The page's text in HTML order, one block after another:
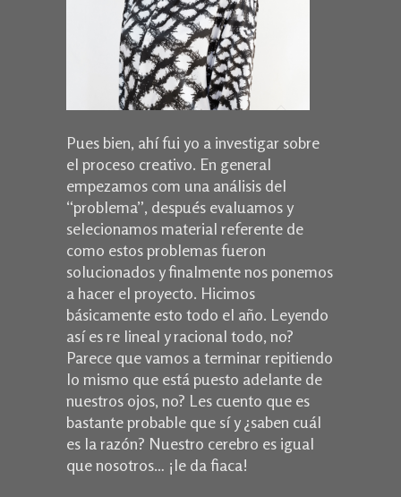
Pues bien, ahí fui yo a investigar sobre
el proceso creativo. En general
empezamos com una análisis del
“problema”, después evaluamos y
selecionamos material referente de
como estos problemas fueron
solucionados y finalmente nos ponemos
a hacer el proyecto. Hicimos
básicamente esto todo el año. Leyendo
así es re lineal y racional todo, no?
Parece que vamos a terminar repitiendo
lo mismo que está puesto adelante de
nuestros ojos, no? Les cuento que es
bastante probable que sí y ¿saben cuál
es la razón? Nuestro cerebro es igual
que nosotros… ¡le da fiaca!